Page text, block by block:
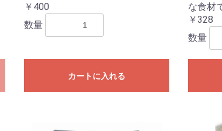
￥400
数量
カートに入れる
な食材
￥328
数量